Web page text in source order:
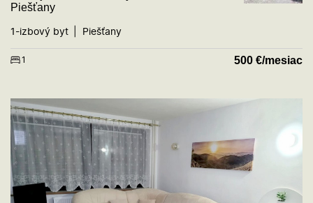
Piešťany
1-izbový byt
Piešťany
1 500 €/mesiac